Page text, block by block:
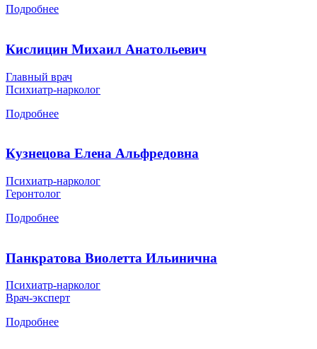
Подробнее
Кислицин Михаил Анатольевич
Главный врач
Психиатр-нарколог
Подробнее
Кузнецова Елена Альфредовна
Психиатр-нарколог
Геронтолог
Подробнее
Панкратова Виолетта Ильинична
Психиатр-нарколог
Врач-эксперт
Подробнее